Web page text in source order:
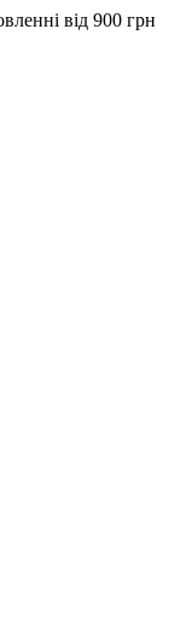
від 900 грн